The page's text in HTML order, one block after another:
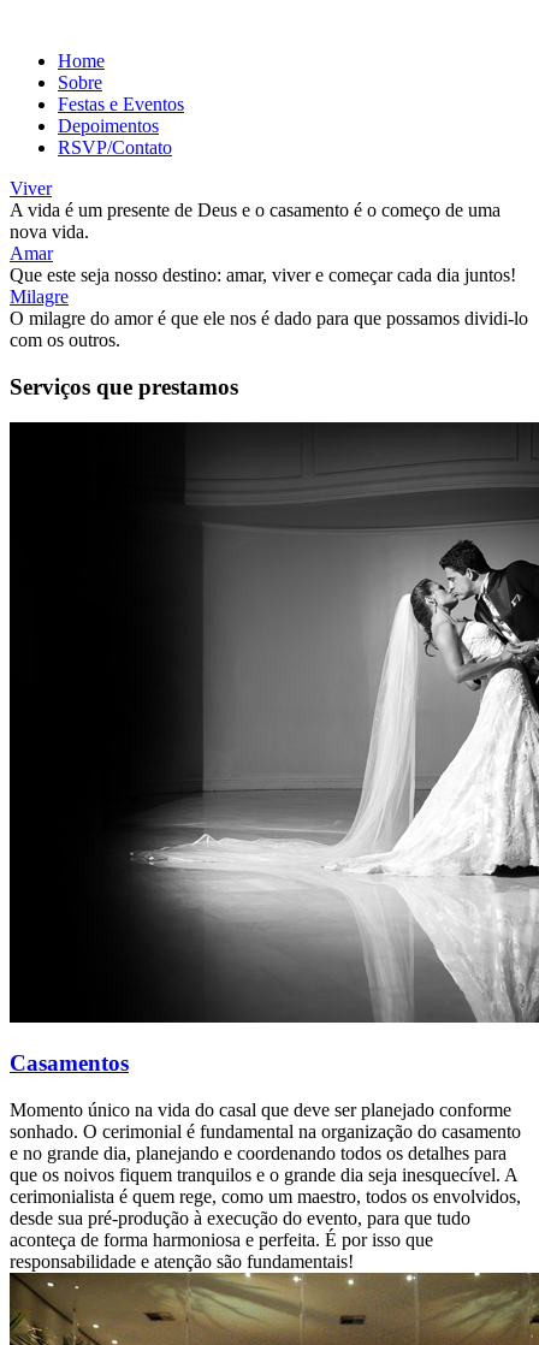
Home
Sobre
Festas e Eventos
Depoimentos
RSVP/Contato
Viver
A vida é um presente de Deus e o casamento é o começo de uma
nova vida.
Amar
Que este seja nosso destino: amar, viver e começar cada dia juntos!
Milagre
O milagre do amor é que ele nos é dado para que possamos dividi-lo
com os outros.
Serviços que prestamos
Casamentos
Momento único na vida do casal que deve ser planejado conforme
sonhado. O cerimonial é fundamental na organização do casamento
e no grande dia, planejando e coordenando todos os detalhes para
que os noivos fiquem tranquilos e o grande dia seja inesquecível. A
cerimonialista é quem rege, como um maestro, todos os envolvidos,
desde sua pré-produção à execução do evento, para que tudo
aconteça de forma harmoniosa e perfeita. É por isso que
responsabilidade e atenção são fundamentais!